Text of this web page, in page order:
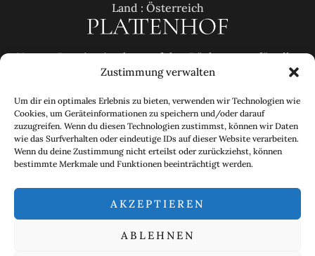
Zustimmung verwalten
Um dir ein optimales Erlebnis zu bieten, verwenden wir Technologien wie
Cookies, um Geräteinformationen zu speichern und/oder darauf
zuzugreifen. Wenn du diesen Technologien zustimmst, können wir Daten
wie das Surfverhalten oder eindeutige IDs auf dieser Website verarbeiten.
Wenn du deine Zustimmung nicht erteilst oder zurückziehst, können
bestimmte Merkmale und Funktionen beeinträchtigt werden.
AKZEPTIEREN
ABLEHNEN
Land : Österreich
Unsere Pension ist der perfekte Rückzugsort für alle,
die inmitten der wunderschönen Tiroler Alpen Ruhe
Info :
Email: office@plattenhof.at